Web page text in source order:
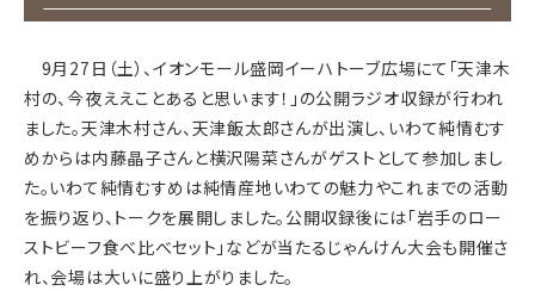
9月27日（土）、イオンモール盛岡イーハトーブ広場にて「天津木
村の、今夜ええことあると思います！」の公開ラジオ収録が行われ
ました。天津木村さん、天津飯太郎さんが出演し、いわて純情むす
めからは内藤晶子さんと横沢陽菜さんがゲストとして参加しまし
た。いわて純情むすめは純情産地いわての魅力やこれまでの活動
を振り返り、トークを展開しました。公開収録後には「岩手のロー
ストビーフ食べ比べセット」などが当たるじゃんけん大会も開催さ
れ、会場は大いに盛り上がりました。